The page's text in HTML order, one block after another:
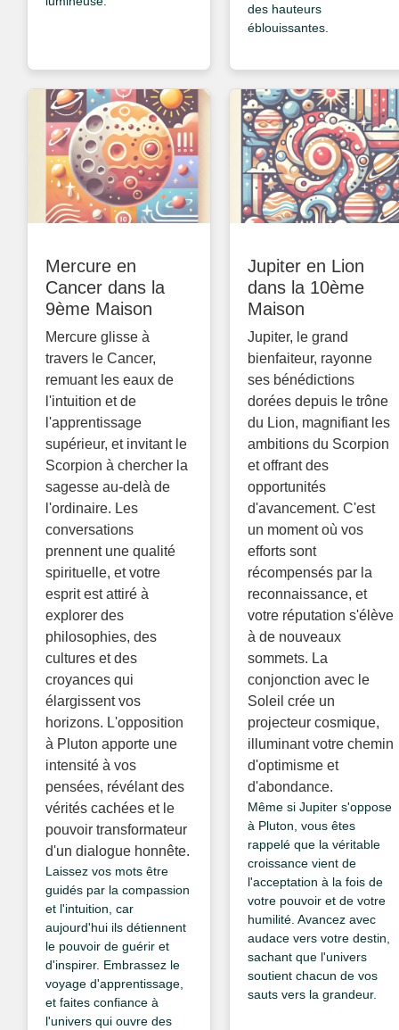
des hauteurs
éblouissantes.
Mercure en
Cancer dans la
9ème Maison
Mercure glisse à
travers le Cancer,
remuant les eaux de
l'intuition et de
l'apprentissage
supérieur, et invitant le
Scorpion à chercher la
sagesse au-delà de
l'ordinaire. Les
conversations
prennent une qualité
spirituelle, et votre
esprit est attiré à
explorer des
philosophies, des
cultures et des
croyances qui
élargissent vos
horizons. L'opposition
à Pluton apporte une
intensité à vos
pensées, révélant des
vérités cachées et le
pouvoir transformateur
d'un dialogue honnête.
Laissez vos mots être
guidés par la compassion
et l'intuition, car
aujourd'hui ils détiennent
le pouvoir de guérir et
d'inspirer. Embrassez le
voyage d'apprentissage,
et faites confiance à
l'univers qui ouvre des
Jupiter en Lion
dans la 10ème
Maison
Jupiter, le grand
bienfaiteur, rayonne
ses bénédictions
dorées depuis le trône
du Lion, magnifiant les
ambitions du Scorpion
et offrant des
opportunités
d'avancement. C'est
un moment où vos
efforts sont
récompensés par la
reconnaissance, et
votre réputation s'élève
à de nouveaux
sommets. La
conjonction avec le
Soleil crée un
projecteur cosmique,
illuminant votre chemin
d'optimisme et
d'abondance.
Même si Jupiter s'oppose
à Pluton, vous êtes
rappelé que la véritable
croissance vient de
l'acceptation à la fois de
votre pouvoir et de votre
humilité. Avancez avec
audace vers votre destin,
sachant que l'univers
soutient chacun de vos
sauts vers la grandeur.